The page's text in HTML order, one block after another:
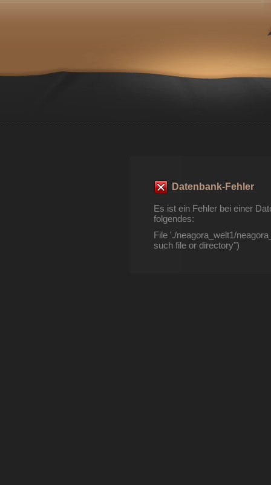
Datenbank-Fehler
Es ist ein Fehler bei einer
folgendes:
File './neagora_welt1/
such file or directory")